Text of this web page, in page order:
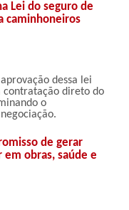
Lei do seguro de
caminhoneiros
dessa lei
contratação direto do
o
de gerar
obras, saúde e